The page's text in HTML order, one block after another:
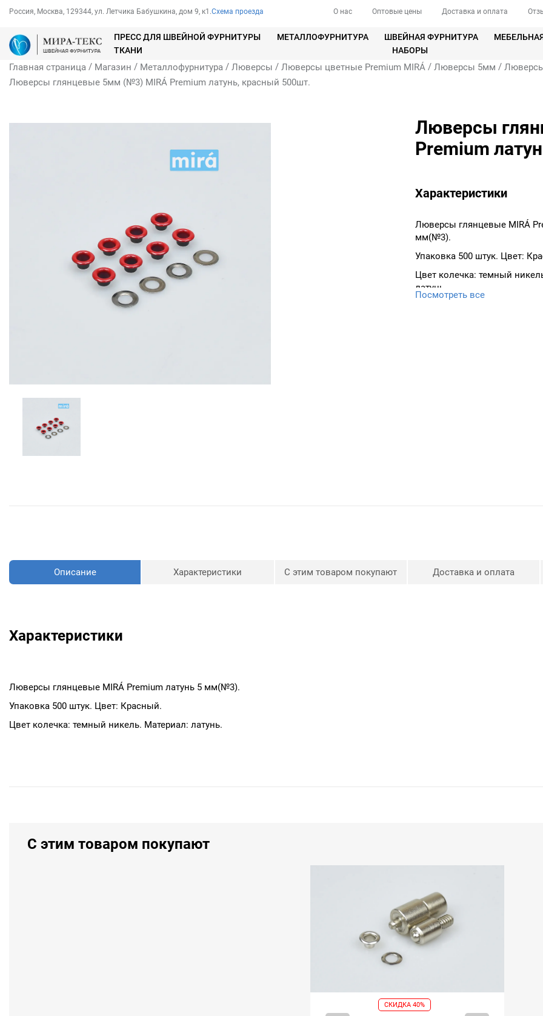
Россия, Москва, 129344, ул. Летчика Бабушкина, дом 9, к1.Схема проезда О нас Оптовые цены Доставка и оплата
ПРЕСС ДЛЯ ШВЕЙНОЙ ФУРНИТУРЫ МЕТАЛЛОФУРНИТУРА ШВЕЙНАЯ ФУРНИТУРА
ТКАНИ
НАБОРЫ
Главная страница / Магазин / Металлофурнитура / Люверсы / Люверсы цветные Premium MIRÁ / Люверсы 5мм /
Люверсы глянцевые 5мм (№3) MIRÁ Premium латунь, красный 500шт.
Люверсы
Premium
Характеристики
Люверсы глянцевые MIRÁ
мм(№3).
Упаковка 500 штук. Цвет:
Цвет колечка: темный
латунь.
Посмотреть все
Описание Характеристики С этим товаром покупают Доставка и оплата
Характеристики
Люверсы глянцевые MIRÁ Premium латунь 5 мм(№3).
Упаковка 500 штук. Цвет: Красный.
Цвет колечка: темный никель. Материал: латунь.
С этим товаром покупают
СКИДКА 40%